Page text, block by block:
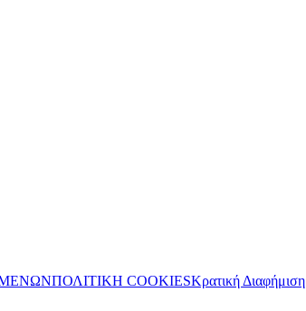
ΠΟΛΙΤΙΚΗ COOKIESΚρατική Διαφήμιση